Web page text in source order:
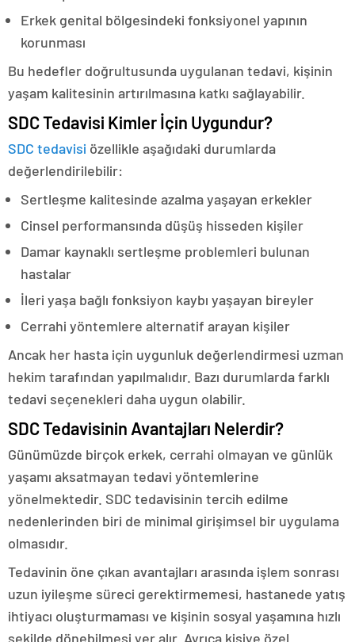
Erkek genital bölgesindeki fonksiyonel yapının
korunması
Bu hedefler doğrultusunda uygulanan tedavi, kişinin
yaşam kalitesinin artırılmasına katkı sağlayabilir.
SDC Tedavisi Kimler İçin Uygundur?
SDC tedavisi özellikle aşağıdaki durumlarda
değerlendirilebilir:
Sertleşme kalitesinde azalma yaşayan erkekler
Cinsel performansında düşüş hisseden kişiler
Damar kaynaklı sertleşme problemleri bulunan
hastalar
İleri yaşa bağlı fonksiyon kaybı yaşayan bireyler
Cerrahi yöntemlere alternatif arayan kişiler
Ancak her hasta için uygunluk değerlendirmesi uzman
hekim tarafından yapılmalıdır. Bazı durumlarda farklı
tedavi seçenekleri daha uygun olabilir.
SDC Tedavisinin Avantajları Nelerdir?
Günümüzde birçok erkek, cerrahi olmayan ve günlük
yaşamı aksatmayan tedavi yöntemlerine
yönelmektedir. SDC tedavisinin tercih edilme
nedenlerinden biri de minimal girişimsel bir uygulama
olmasıdır.
Tedavinin öne çıkan avantajları arasında işlem sonrası
uzun iyileşme süreci gerektirmemesi, hastanede yatış
ihtiyacı oluşturmaması ve kişinin sosyal yaşamına hızlı
şekilde dönebilmesi yer alır. Ayrıca kişiye özel